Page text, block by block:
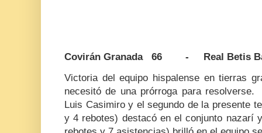
Covirán Granada 66 - Real Betis
Victoria del equipo hispalense en tierras
necesitó de una prórroga para
Luis Casimiro y el segundo de la presente
y 4 rebotes) destacó en el conjunto nazarí